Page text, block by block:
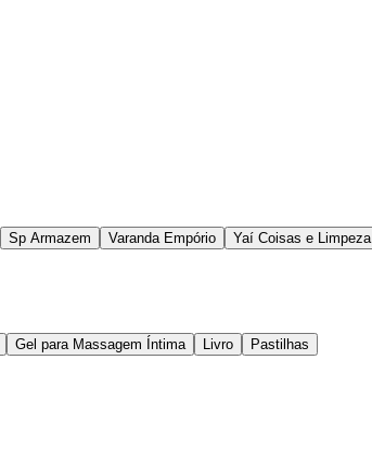
Sp Armazem Varanda Empório Yaí Coisas e Limpeza
Gel para Massagem Íntima Livro
Pastilhas